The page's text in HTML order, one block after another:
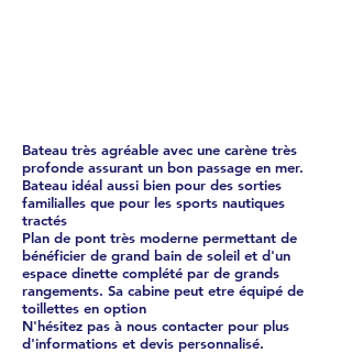
Bateau très agréable avec une carène très
profonde assurant un bon passage en mer.
Bateau idéal aussi bien pour des sorties
familialles que pour les sports nautiques
tractés
Plan de pont très moderne permettant de
bénéficier de grand bain de soleil et d'un
espace dinette complété par de grands
rangements. Sa cabine peut etre équipé de
toillettes en option
N'hésitez pas à nous contacter pour plus
d'informations et devis personnalisé.